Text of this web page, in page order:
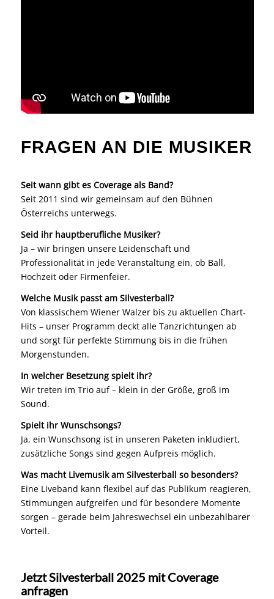
FRAGEN AN DIE MUSIKER
Seit wann gibt es Coverage als Band?
Seit 2011 sind wir gemeinsam auf den Bühnen
Österreichs unterwegs.
Seid ihr hauptberufliche Musiker?
Ja – wir bringen unsere Leidenschaft und
Professionalität in jede Veranstaltung ein, ob Ball,
Hochzeit oder Firmenfeier.
Welche Musik passt am Silvesterball?
Von klassischem Wiener Walzer bis zu aktuellen Chart-
Hits – unser Programm deckt alle Tanzrichtungen ab
und sorgt für perfekte Stimmung bis in die frühen
Morgenstunden.
In welcher Besetzung spielt ihr?
Wir treten im Trio auf – klein in der Größe, groß im
Sound.
Spielt ihr Wunschsongs?
Ja, ein Wunschsong ist in unseren Paketen inkludiert,
zusätzliche Songs sind gegen Aufpreis möglich.
Was macht Livemusik am Silvesterball so besonders?
Eine Liveband kann flexibel auf das Publikum reagieren,
Stimmungen aufgreifen und für besondere Momente
sorgen – gerade beim Jahreswechsel ein unbezahlbarer
Vorteil.
Jetzt Silvesterball 2025 mit Coverage
anfragen